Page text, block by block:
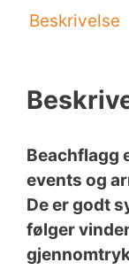
Beskrivelse
Beachflagg
events og
De er godt
følger